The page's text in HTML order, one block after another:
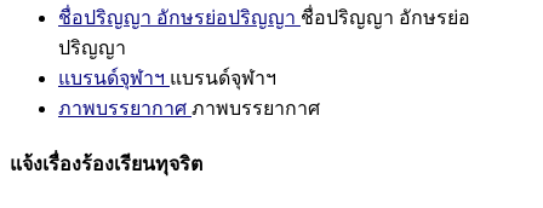
ชื่อปริญญา อักษรย่อปริญญา ชื่อปริญญา อักษรย่อ
ปริญญา
แบรนด์จุฬาฯ แบรนด์จุฬาฯ
ภาพบรรยากาศ ภาพบรรยากาศ
แจ้งเรื่องร้องเรียนทุจริต